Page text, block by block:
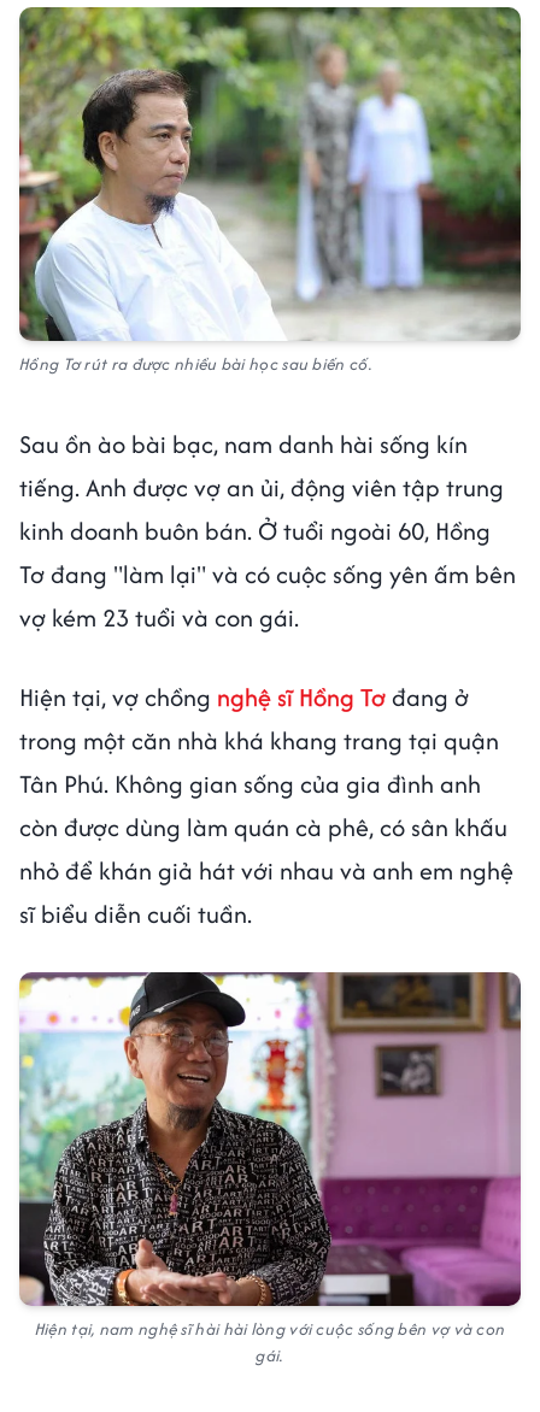
Hồng Tơ rút ra được nhiều bài học sau biến cố.
Sau ồn ào bài bạc, nam danh hài sống kín
tiếng. Anh được vợ an ủi, động viên tập trung
kinh doanh buôn bán. Ở tuổi ngoài 60, Hồng
Tơ đang "làm lại" và có cuộc sống yên ấm bên
vợ kém 23 tuổi và con gái.
Hiện tại, vợ chồng nghệ sĩ Hồng Tơđang ở
trong một căn nhà khá khang trang tại quận
Tân Phú. Không gian sống của gia đình anh
còn được dùng làm quán cà phê, có sân khấu
nhỏ để khán giả hát với nhau và anh em nghệ
sĩ biểu diễn cuối tuần.
Hiện tại, nam nghệ sĩ hài hài lòng với cuộc sống bên vợ và con
gái.